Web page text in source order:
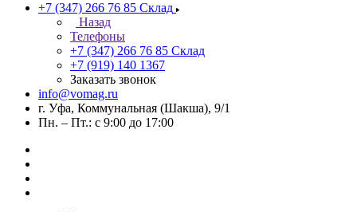
+7 (347) 266 76 85 Склад
Назад
Телефоны
+7 (347) 266 76 85 Склад
+7 (919) 140 1367
Заказать звонок
info@vomag.ru
г. Уфа, Коммунальная (Шакша), 9/1
Пн. – Пт.: с 9:00 до 17:00